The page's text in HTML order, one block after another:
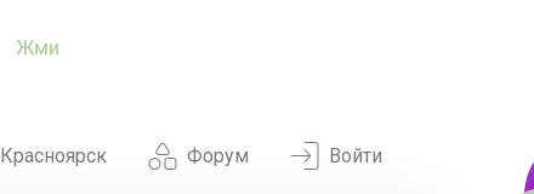
Жми
Форум
Красноярск Войти